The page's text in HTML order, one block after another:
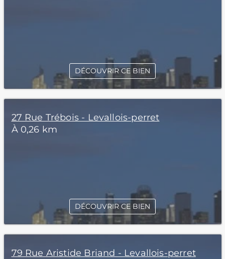
DÉCOUVRIR CE BIEN
27 Rue Trébois - Levallois-perret
À 0,26 km
DÉCOUVRIR CE BIEN
79 Rue Aristide Briand - Levallois-perret